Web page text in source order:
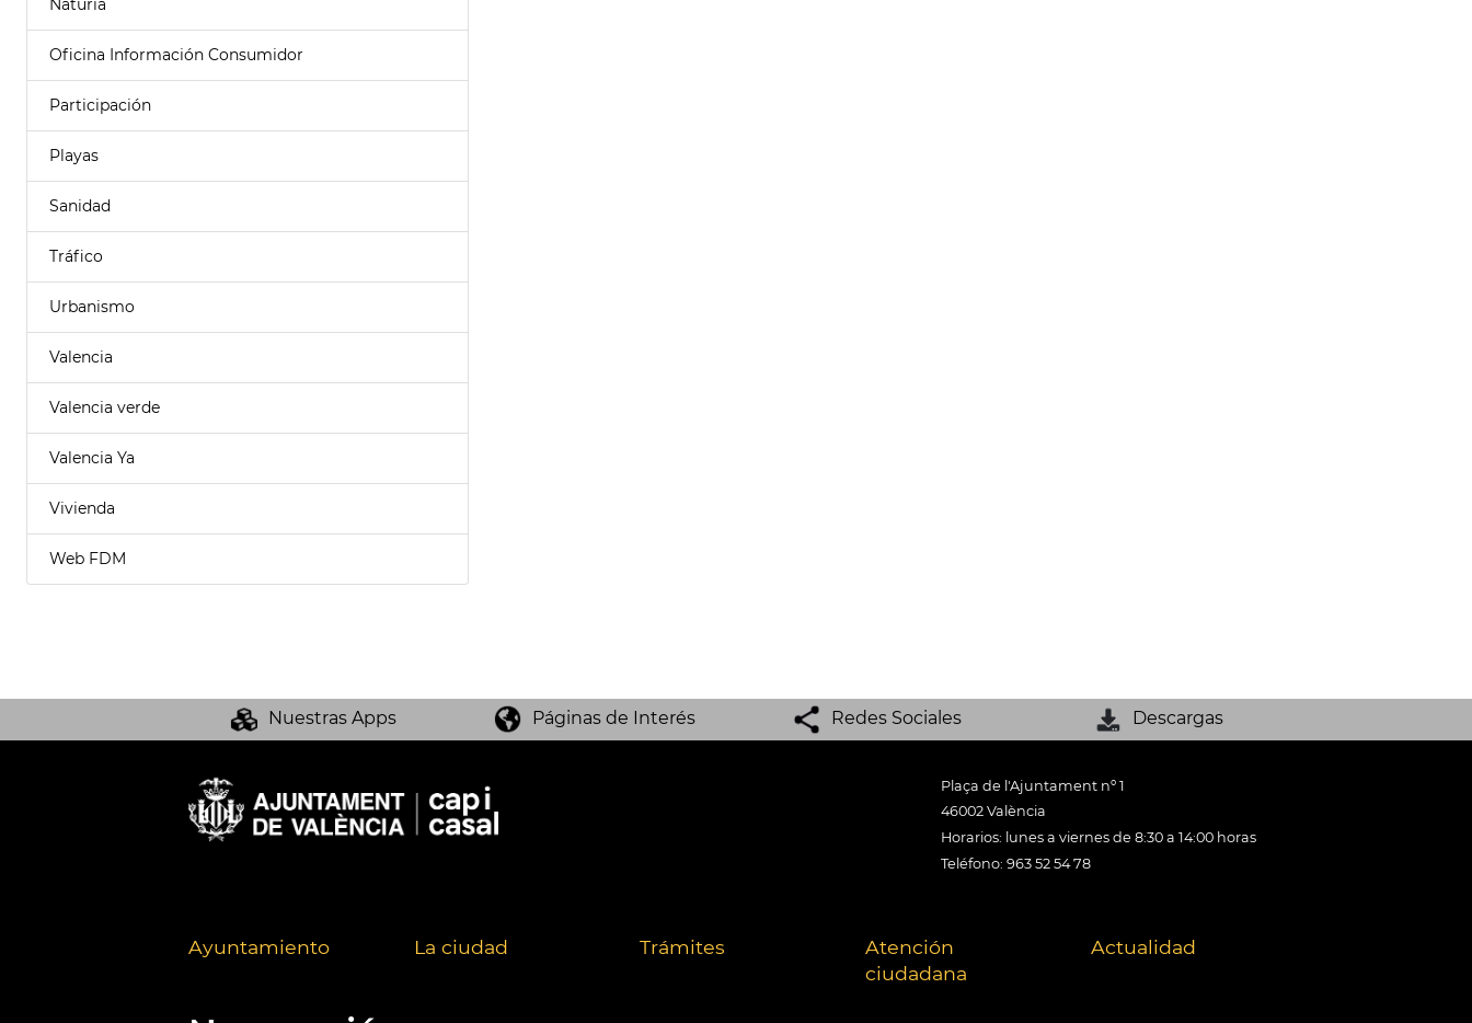
Naturia
Oficina Información Consumidor
Participación
Playas
Sanidad
Tráfico
Urbanismo
Valencia
Valencia verde
Valencia Ya
Vivienda
Web FDM
Nuestras Apps Páginas de Interés Redes Sociales Descargas
Plaça de l'Ajuntament nº 1
46002 València
Horarios: lunes a viernes de 8:30 a 14:00 horas
Teléfono: 963 52 54 78
Ayuntamiento La ciudad Trámites
Atención
ciudadana
Actualidad